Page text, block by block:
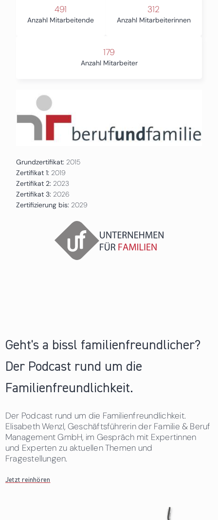
491
Anzahl Mitarbeitende
312
Anzahl Mitarbeiterinnen
179
Anzahl Mitarbeiter
Grundzertifikat: 2015
Zertifikat 1: 2019
Zertifikat 2: 2023
Zertifikat 3: 2026
Zertifizierung bis: 2029
Geht's a bissl familienfreundlicher?
Der Podcast rund um die
Familienfreundlichkeit.
Der Podcast rund um die Familienfreundlichkeit.
Elisabeth Wenzl, Geschäftsführerin der Familie & Beruf
Management GmbH, im Gespräch mit Expertinnen
und Experten zu aktuellen Themen und
Fragestellungen.
Jetzt reinhören